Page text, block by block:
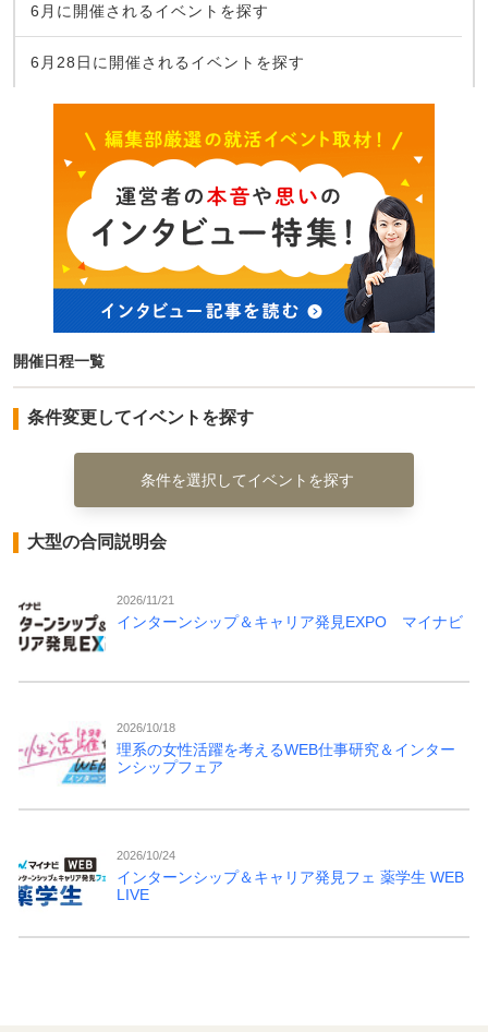
6月に開催されるイベントを探す
6月28日に開催されるイベントを探す
開催日程一覧
条件変更してイベントを探す
条件を選択してイベントを探す
大型の合同説明会
2026/11/21
インターンシップ＆キャリア発見EXPO マイナビ
2026/10/18
理系の女性活躍を考えるWEB仕事研究＆インター
ンシップフェア
2026/10/24
インターンシップ＆キャリア発見フェ 薬学生 WEB
LIVE